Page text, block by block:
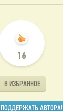
16
В ИЗБРАННОЕ
ПОДДЕРЖАТЬ АВТОРА!